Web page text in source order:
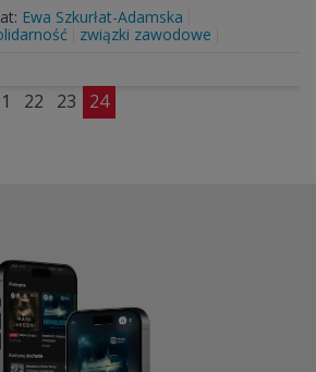
Ewa Szkurłat-Adamska
związki zawodowe
22 23 24